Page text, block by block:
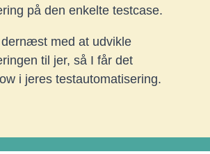
på den enkelte testcase.
med at udvikle
til jer, så I får det
i jeres testautomatisering.